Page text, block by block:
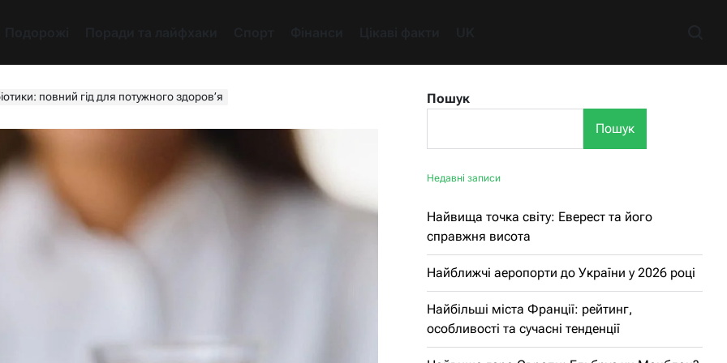
повний гід для потужного здоров’я
Пошук
Пошук
Недавні записи
Найвища точка світу: Еверест та його
справжня висота
Найближчі аеропорти до України у 2026 році
Найбільші міста Франції: рейтинг,
особливості та сучасні тенденції